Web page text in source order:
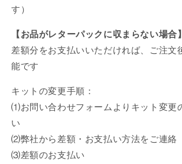
す）
【お品がレターパックに収まらない場合】
差額分をお支払いいただければ、ご注文
能です
キットの変更手順：
⑴お問い合わせフォームよりキット変更
い
⑵弊社から差額・お支払い方法をご連絡
⑶差額のお支払い